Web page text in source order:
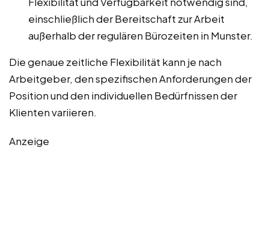
einschließlich der Bereitschaft zur Arbeit
außerhalb der regulären Bürozeiten in Munster.
Die genaue zeitliche Flexibilität kann je nach
Arbeitgeber, den spezifischen Anforderungen der
Position und den individuellen Bedürfnissen der
Klienten variieren.
Anzeige